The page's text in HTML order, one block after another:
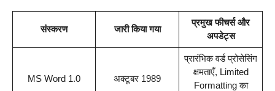
संस्करण जारी किया गया
प्रमुख फीचर्स और
अपडेट्स
MS Word 1.0 अक्टूबर 1989
प्रारंभिक वर्ड प्रोसेसिंग
क्षमताएँ, Limited
Formatting का